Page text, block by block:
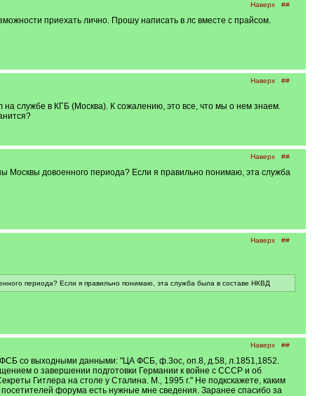
Наверх ##
приехать лично. Прошу написать в лс вместе с прайсом.
Наверх ##
на службе в КГБ (Москва). К сожалению, это все, что мы о нем знаем.
Наверх ##
Москвы довоенного периода? Если я правильно понимаю, эта служба
Наверх ##
периода? Если я правильно понимаю, эта служба была в составе НКВД
Наверх ##
со выходными данными: "ЦА ФСБ, ф.3ос, оп.8, д.58, л.1851,1852.
о завершении подготовки Германии к войне с СССР и об
Гитлера на столе у Сталина. М., 1995 г." Не подкскажете, каким
форума есть нужные мне сведения. Заранее спасибо за